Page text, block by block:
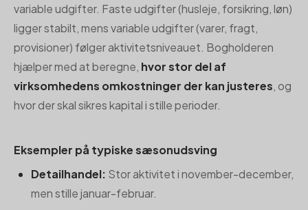
variable udgifter. Faste udgifter (husleje, forsikring, løn)
ligger stabilt, mens variable udgifter (varer, fragt,
provisioner) følger aktivitetsniveauet. Bogholderen
hjælper med at beregne, hvor stor del af
virksomhedens omkostninger der kan justeres, og
hvor der skal sikres kapital i stille perioder.
Eksempler på typiske sæsonudsving
Detailhandel: Stor aktivitet i november-december,
men stille januar-februar.